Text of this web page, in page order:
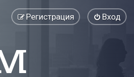
Вход
Регистрация